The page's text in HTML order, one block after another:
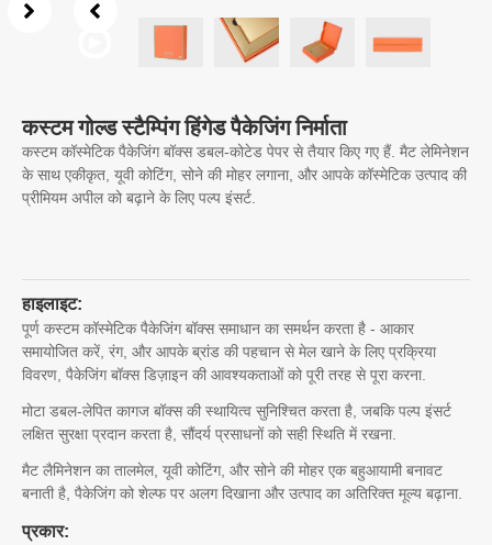
कस्टम गोल्ड स्टैम्पिंग हिंगेड पैकेजिंग निर्माता
कस्टम कॉस्मेटिक पैकेजिंग बॉक्स डबल-कोटेड पेपर से तैयार किए गए हैं. मैट लेमिनेशन
के साथ एकीकृत, यूवी कोटिंग, सोने की मोहर लगाना, और आपके कॉस्मेटिक उत्पाद की
प्रीमियम अपील को बढ़ाने के लिए पल्प इंसर्ट.
हाइलाइट:
पूर्ण कस्टम कॉस्मेटिक पैकेजिंग बॉक्स समाधान का समर्थन करता है - आकार
समायोजित करें, रंग, और आपके ब्रांड की पहचान से मेल खाने के लिए प्रक्रिया
विवरण, पैकेजिंग बॉक्स डिज़ाइन की आवश्यकताओं को पूरी तरह से पूरा करना.
मोटा डबल-लेपित कागज बॉक्स की स्थायित्व सुनिश्चित करता है, जबकि पल्प इंसर्ट
लक्षित सुरक्षा प्रदान करता है, सौंदर्य प्रसाधनों को सही स्थिति में रखना.
मैट लैमिनेशन का तालमेल, यूवी कोटिंग, और सोने की मोहर एक बहुआयामी बनावट
बनाती है, पैकेजिंग को शेल्फ पर अलग दिखाना और उत्पाद का अतिरिक्त मूल्य बढ़ाना.
प्रकार: